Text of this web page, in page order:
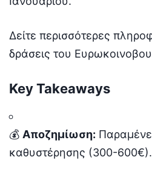
Δείτε περισσότερες
δράσεις του
Key Takeaways
💰 Αποζημίωση:
καθυστέρησης (300-600€).